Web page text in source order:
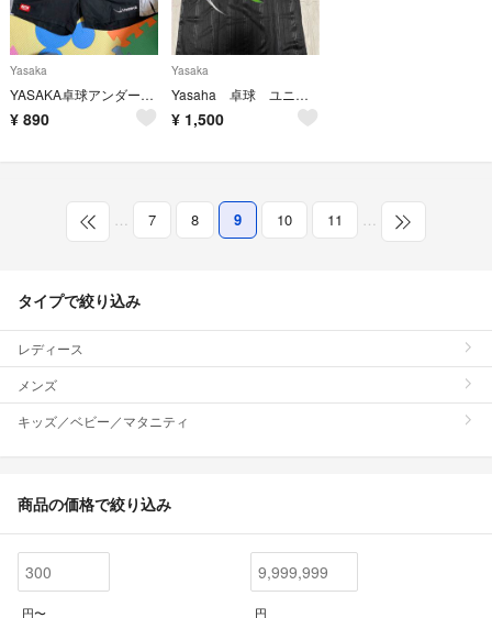
Yasaka
YASAKA卓球アンダーウェア
¥ 890
Yasaka
Yasaha 卓球 ユニフォーム
¥ 1,500
… 7 8 9 10 11 …
タイプで絞り込み
レディース
メンズ
キッズ／ベビー／マタニティ
商品の価格で絞り込み
円〜 円